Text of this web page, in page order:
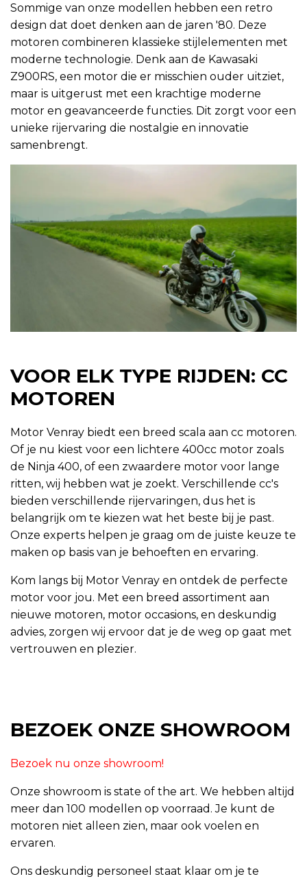
Sommige van onze modellen hebben een retro
design dat doet denken aan de jaren '80. Deze
motoren combineren klassieke stijlelementen met
moderne technologie. Denk aan de Kawasaki
Z900RS, een motor die er misschien ouder uitziet,
maar is uitgerust met een krachtige moderne
motor en geavanceerde functies. Dit zorgt voor een
unieke rijervaring die nostalgie en innovatie
samenbrengt.
VOOR ELK TYPE RIJDEN: CC
MOTOREN
Motor Venray biedt een breed scala aan cc motoren.
Of je nu kiest voor een lichtere 400cc motor zoals
de Ninja 400, of een zwaardere motor voor lange
ritten, wij hebben wat je zoekt. Verschillende cc's
bieden verschillende rijervaringen, dus het is
belangrijk om te kiezen wat het beste bij je past.
Onze experts helpen je graag om de juiste keuze te
maken op basis van je behoeften en ervaring.
Kom langs bij Motor Venray en ontdek de perfecte
motor voor jou. Met een breed assortiment aan
nieuwe motoren, motor occasions, en deskundig
advies, zorgen wij ervoor dat je de weg op gaat met
vertrouwen en plezier.
BEZOEK ONZE SHOWROOM
Bezoek nu onze showroom!
Onze showroom is state of the art. We hebben altijd
meer dan 100 modellen op voorraad. Je kunt de
motoren niet alleen zien, maar ook voelen en
ervaren.
Ons deskundig personeel staat klaar om je te